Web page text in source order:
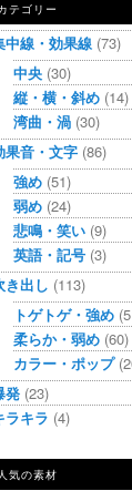
テゴリー
中線・効果線 (73)
中央 (30)
縦・横・斜め (14)
湾曲・渦 (30)
果音・文字 (86)
強め (51)
弱め (24)
悲鳴・笑い (9)
英語・記号 (3)
き出し (113)
トゲトゲ・強め
柔らか・弱め (60)
カラー・ポップ
発 (23)
ラキラ (4)
人気の素材